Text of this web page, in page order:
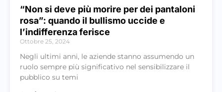
“Non si deve più morire per dei pantaloni
rosa”: quando il bullismo uccide e
l’indifferenza ferisce
Ottobre 25, 2024
Negli ultimi anni, le aziende stanno assumendo un
ruolo sempre più significativo nel sensibilizzare il
pubblico su temi